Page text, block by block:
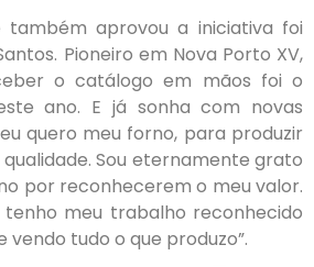
também aprovou a iniciativa foi
Pioneiro em Nova Porto XV,
o catálogo em mãos foi o
ano. E já sonha com novas
quero meu forno, para produzir
Sou eternamente grato
por reconhecerem o meu valor.
tenho meu trabalho reconhecido
vendo tudo o que produzo”.